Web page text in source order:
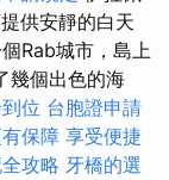
供安靜的白天
Rab城市，島上
幾個出色的海
位 台胞證申請
保障 享受便捷
攻略 牙橋的選